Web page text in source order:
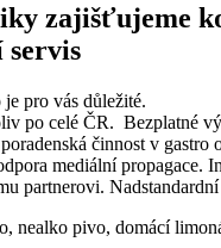
zajišťujeme
servis
pro vás důležité.
po celé ČR. Bezplatné
činnost v gastro
mediální propagace.
partnerovi. Nadstandardní
nealko pivo, domácí